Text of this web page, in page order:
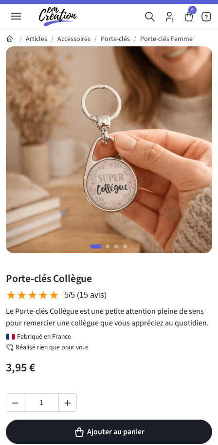
0
Articles Accessoires Porte-clés Porte-clés Femme
Galerie du produit
Porte-clés Collègue
★★★★★
★★★★★ 5/5 (15 avis)
Le Porte-clés Collègue est une petite attention pleine de sens
pour remercier une collègue que vous appréciez au quotidien.
Fabriqué en France
Réalisé rien que pour vous
3,95 €
 
Ajouter au panier